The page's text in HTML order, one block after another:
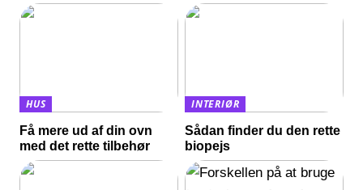
HUS
Få mere ud af din ovn
med det rette tilbehør
INTERIØR
Sådan finder du den rette
biopejs